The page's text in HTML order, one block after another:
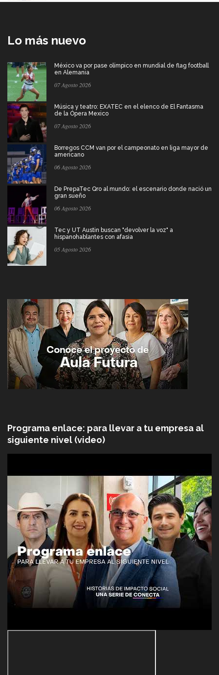
Lo más nuevo
México va por pase olímpico en mundial de flag football
en Alemania
07 Agosto 2026
Música y teatro: EXATEC en el elenco de El Fantasma
de la Ópera Mexico
07 Agosto 2026
Borregos CCM van por el campeonato en liga mayor de
americano
06 Agosto 2026
De PrepaTec Qro al mundo: el escenario donde nació un
gran sueño
06 Agosto 2026
Tec y UT Austin buscan "devolver la voz" a
hispanohablantes con afasia
05 Agosto 2026
Programa enlace: para llevar a tu empresa al
siguiente nivel (video)